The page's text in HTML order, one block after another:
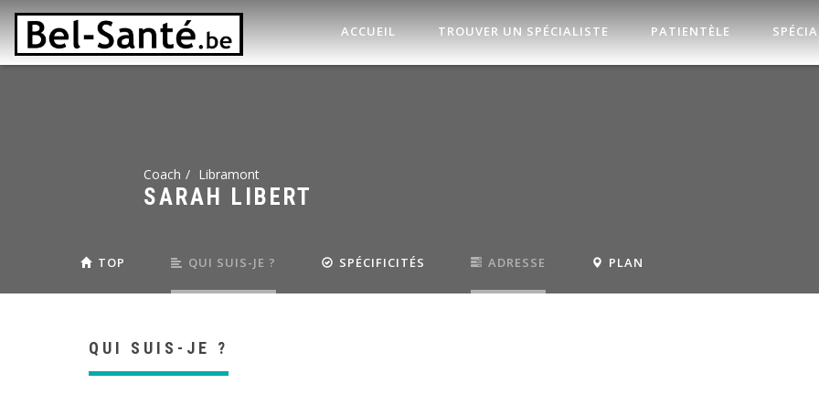
ACCUEIL TROUVER UN SPÉCIALISTE PATIENTÈLE
Coach Libramont
SARAH LIBERT
TOP QUI SUIS-JE ? SPÉCIFICITÉS ADRESSE PLAN
QUI SUIS-JE ?